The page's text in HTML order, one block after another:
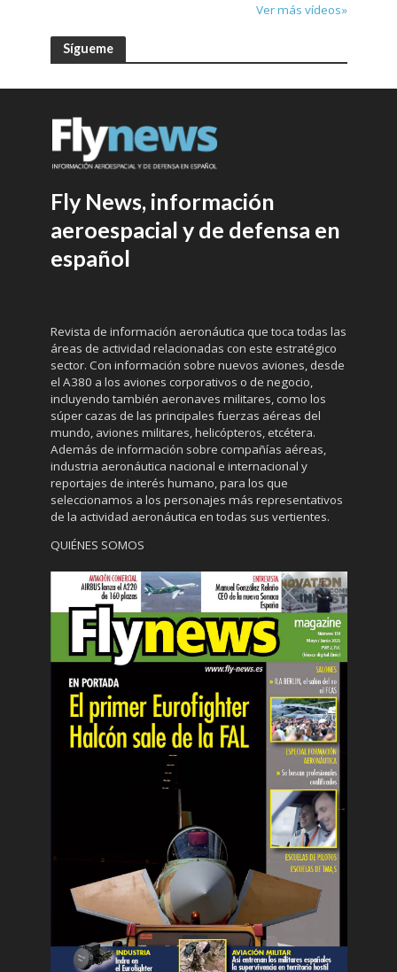
Ver más vídeos»
Sígueme
Fly News, información
aeroespacial y de defensa en
español
Revista de información aeronáutica que toca todas las
áreas de actividad relacionadas con este estratégico
sector. Con información sobre nuevos aviones, desde
el A380 a los aviones corporativos o de negocio,
incluyendo también aeronaves militares, como los
súper cazas de las principales fuerzas aéreas del
mundo, aviones militares, helicópteros, etcétera.
Además de información sobre compañías aéreas,
industria aeronáutica nacional e internacional y
reportajes de interés humano, para los que
seleccionamos a los personajes más representativos
de la actividad aeronáutica en todas sus vertientes.
QUIÉNES SOMOS